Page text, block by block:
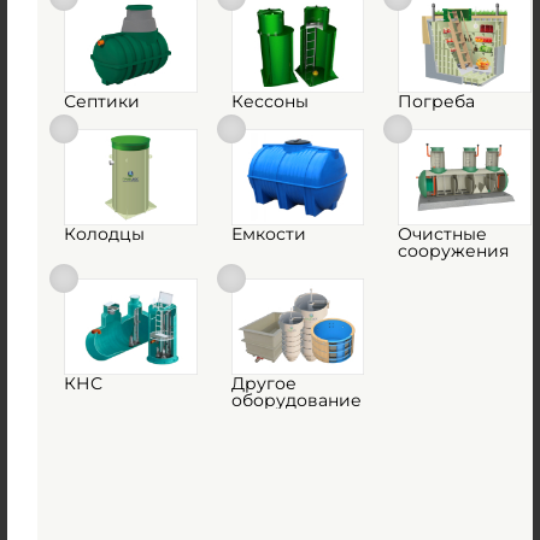
Объем: 1.18 м3
Объем:
1.18 м3
Срок службы:
50 лет
КУПИТЬ
58 500руб.
Септики Кессоны Погреба
Колодцы Емкости Очистные
сооружения
КНС Другое
оборудование